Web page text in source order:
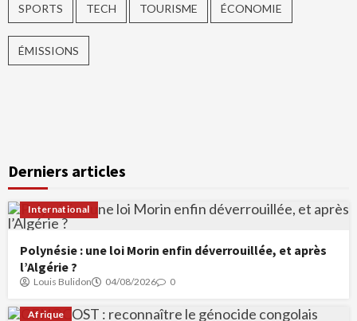
SPORTS TECH TOURISME ÉCONOMIE
ÉMISSIONS
Derniers articles
International
Polynésie : une loi Morin enfin déverrouillée, et après
l’Algérie ?
Louis Bulidon 04/08/2026 0
Afrique